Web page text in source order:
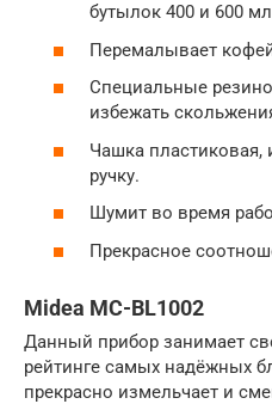
бутылок 400 и 600
Перемалывает
Специальные
избежать
Чашка
ручку.
Шумит во время
Прекрасное
Midea MC-BL1002
Данный прибор занимает
рейтинге самых надёжных
прекрасно измельчает и